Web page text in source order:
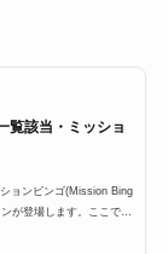
覧該当・ミッショ
ョンビンゴ(Mission Bing
が登場します。ここでは